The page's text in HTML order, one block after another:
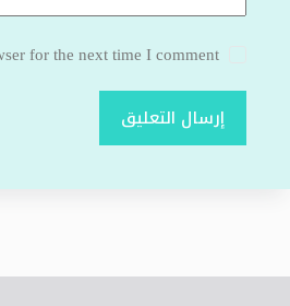
for the next time I comment.
إرسال التعليق